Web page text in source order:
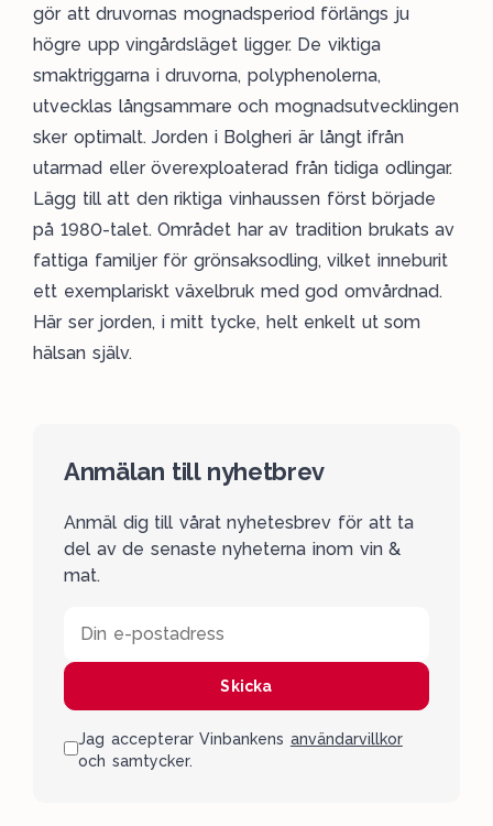
gör att druvornas mognadsperiod förlängs ju
högre upp vingårdsläget ligger. De viktiga
smaktriggarna i druvorna, polyphenolerna,
utvecklas långsammare och mognadsutvecklingen
sker optimalt. Jorden i Bolgheri är långt ifrån
utarmad eller överexploaterad från tidiga odlingar.
Lägg till att den riktiga vinhaussen först började
på 1980-talet. Området har av tradition brukats av
fattiga familjer för grönsaksodling, vilket inneburit
ett exemplariskt växelbruk med god omvårdnad.
Här ser jorden, i mitt tycke, helt enkelt ut som
hälsan själv.
Anmälan till nyhetbrev
Anmäl dig till vårat nyhetesbrev för att ta
del av de senaste nyheterna inom vin &
mat.
Din e-postadress
Skicka
Jag accepterar Vinbankens användarvillkor
och samtycker.